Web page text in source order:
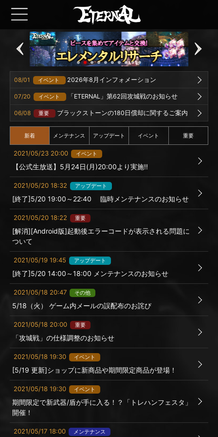
08/01 イベント 2026年8月インフォメーション
07/20 イベント 「ETERNAL」第62回攻城戦のお知らせ
06/08 重要 ブラックストーンの180日償却に関するご案内
新着 メンテナンス アップデート イベント 重要
2021/05/23 20:00 イベント
【公式生放送】5月24日(月)20:00より実施!!
2021/05/20 18:32 アップデート
[終了]5/20 19:00～22:40 臨時メンテナンスのお知らせ
2021/05/20 18:22 重要
[解消][Android版]起動後エラーコードが表示される問題に
ついて
2021/05/19 19:45 アップデート
[終了]5/20 14:00～18:00 メンテナンスのお知らせ
2021/05/18 20:47 その他
5/18（火） ゲーム内メールの誤配布のお詫び
2021/05/18 20:00 重要
「攻城戦」の仕様調整のお知らせ
2021/05/18 19:30 イベント
[5/19 更新]ショップに新商品や期間限定商品が登場！
2021/05/18 19:30 イベント
期間限定で新武器/盾が手に入る！？「トレハンフェスタ」
開催！
2021/05/17 18:00 メンテナンス